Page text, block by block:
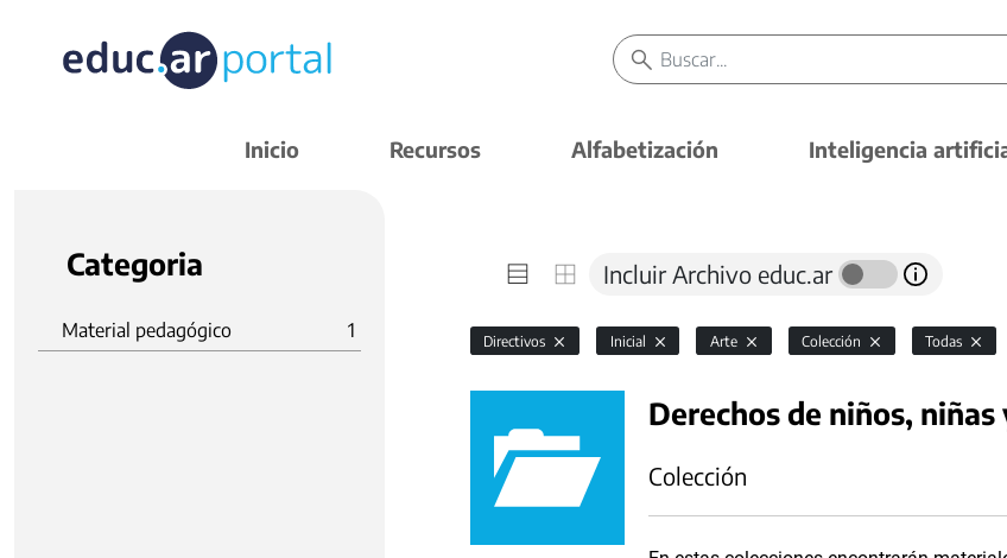
Inicio Recursos Alfabetización Inteligencia
Categoria
Material pedagógico 1
Incluir Archivo educ.ar
Directivos Inicial Arte Colección Todas
Derechos de niños,
Colección